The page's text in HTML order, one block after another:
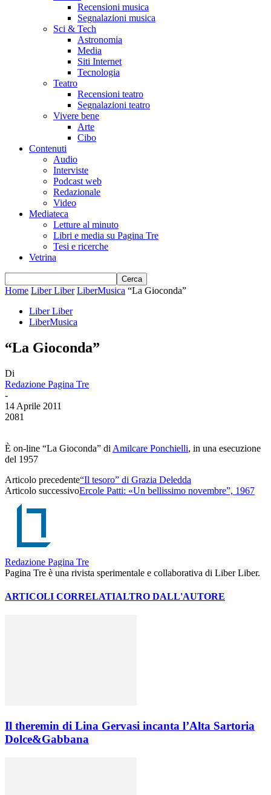
Recensioni musica
Segnalazioni musica
Sci & Tech
Astronomia
Media
Siti Internet
Tecnologia
Teatro
Recensioni teatro
Segnalazioni teatro
Vivere bene
Arte
Cibo
Contenuti
Audio
Interviste
Podcast web
Redazionale
Video
Mediateca
Letture al minuto
Libri e media su Pagina Tre
Tesi e ricerche
Vetrina
Home Liber Liber LiberMusica “La Gioconda”
Liber Liber
LiberMusica
“La Gioconda”
Di
Redazione Pagina Tre
-
14 Aprile 2011
2081
È on-line “La Gioconda” di Amilcare Ponchielli, in una esecuzione
del 1957
Articolo precedente“Il tesoro” di Grazia Deledda
Articolo successivoErcole Patti: «Un bellissimo novembre”, 1967
Redazione Pagina Tre
Pagina Tre è una rivista sperimentale e collaborativa di Liber Liber.
ARTICOLI CORRELATIALTRO DALL'AUTORE
Il theremin di Lina Gervasi incanta l’Alta Sartoria
Dolce&Gabbana